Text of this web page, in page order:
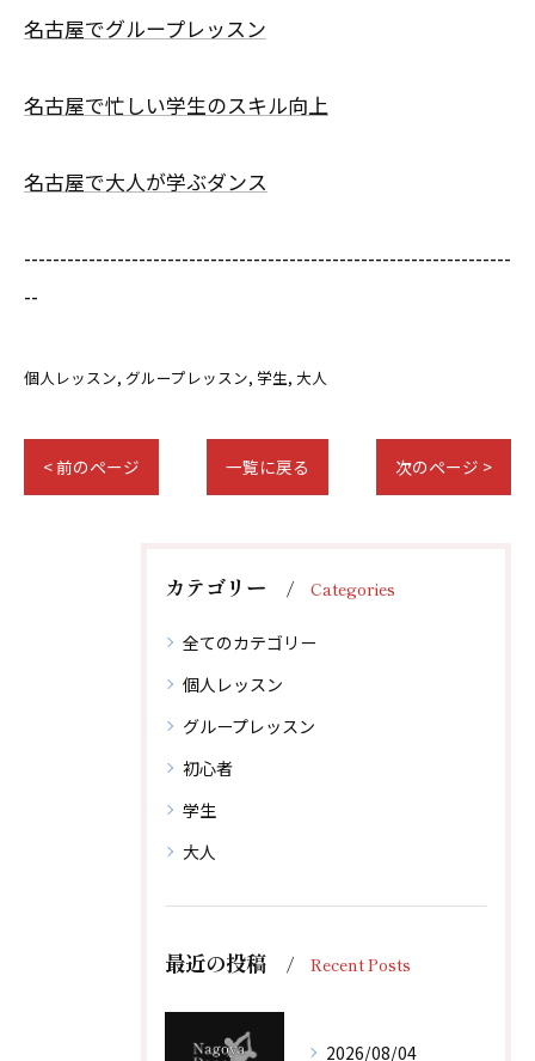
名古屋でグループレッスン
名古屋で忙しい学生のスキル向上
名古屋で大人が学ぶダンス
--------------------------------------------------------------------
--
個人レッスン グループレッスン 学生 大人
< 前のページ 一覧に戻る 次のページ >
カテゴリー Categories
全てのカテゴリー
個人レッスン
グループレッスン
初心者
学生
大人
最近の投稿 Recent Posts
2026/08/04